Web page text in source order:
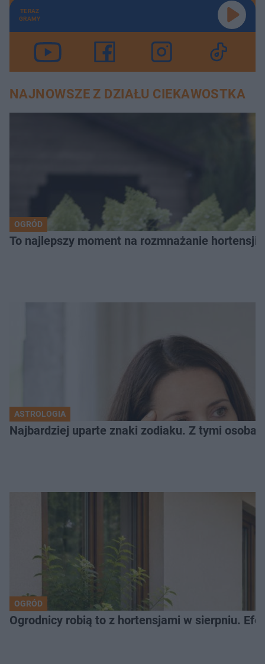
TERAZ
GRAMY
NAJNOWSZE Z DZIAŁU CIEKAWOSTKA
OGRÓD
To najlepszy moment na rozmnażanie
ASTROLOGIA
Najbardziej uparte znaki zodiaku. Z tymi
OGRÓD
Ogrodnicy robią to z hortensjami w sierpniu.